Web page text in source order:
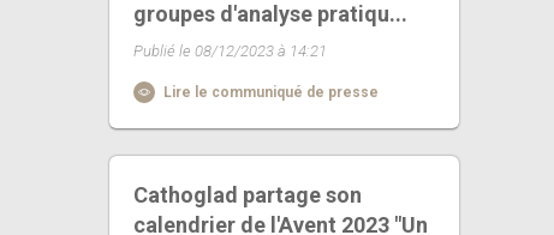
groupes d'analyse pratiqu...
Publié le 08/12/2023 à 14:21
Lire le communiqué de presse
Cathoglad partage son
calendrier de l'Avent 2023 "Un